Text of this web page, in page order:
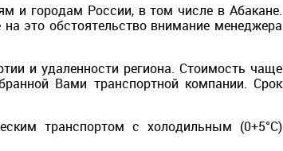
и городам России, в том числе в Абакане.
это обстоятельство внимание менеджера
и удаленности региона. Стоимость чаще
Вами транспортной компании. Срок
транспортом с холодильным (0+5°С)